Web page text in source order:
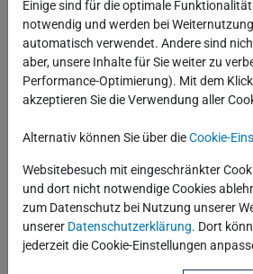
von denen die iMSys-
bzw. ausgelöst werden.
Einige sind für die optimale
notwendig und werden bei
automatisch verwendet. Andere sind
aber, unsere Inhalte für Sie weiter zu
Performance-Optimierung). Mit dem
akzeptieren Sie die Verwendung aller
Alternativ können Sie über dieCookie-
Websitebesuch mit eingeschränkter
und dort nicht notwendige Cookies
zum Datenschutz bei Nutzung unserer
unserer Datenschutzerklärung. Dort
jederzeit die Cookie-Einstellungen